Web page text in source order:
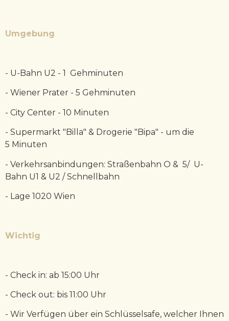
Umgebung
- U-Bahn U2 - 1 Gehminuten
- Wiener Prater - 5 Gehminuten
- City Center - 10 Minuten
- Supermarkt "Billa" & Drogerie "Bipa" - um die
5 Minuten
- Verkehrsanbindungen: Straßenbahn O & 5/ U-
Bahn U1 & U2 / Schnellbahn
- Lage 1020 Wien
Wichtig
- Check in: ab 15:00 Uhr
- Check out: bis 11:00 Uhr
- Wir Verfügen über ein Schlüsselsafe, welcher Ihnen